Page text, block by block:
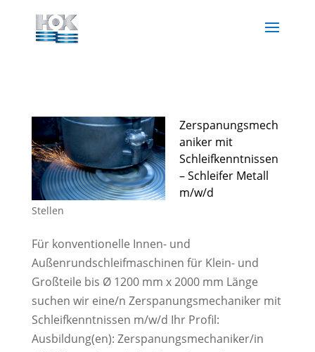
Zerspanungsmech
aniker mit
Schleifkenntnissen
– Schleifer Metall
m/w/d
Stellen
Für konventionelle Innen- und
Außenrundschleifmaschinen für Klein- und
Großteile bis Ø 1200 mm x 2000 mm Länge
suchen wir eine/n Zerspanungsmechaniker mit
Schleifkenntnissen m/w/d Ihr Profil:
Ausbildung(en): Zerspanungsmechaniker/in